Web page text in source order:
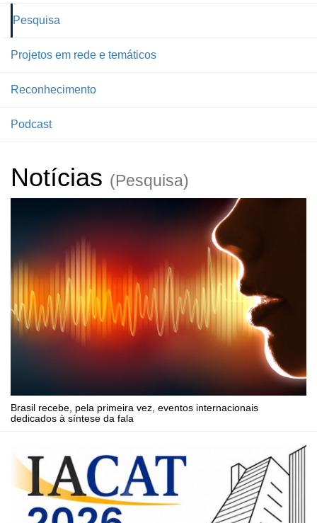
Pesquisa
Projetos em rede e temáticos
Reconhecimento
Podcast
Notícias (Pesquisa)
Brasil recebe, pela primeira vez, eventos internacionais
dedicados à síntese da fala